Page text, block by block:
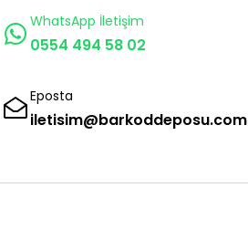
WhatsApp İletişim
0554 494 58 02
Eposta
iletisim@barkoddeposu.com